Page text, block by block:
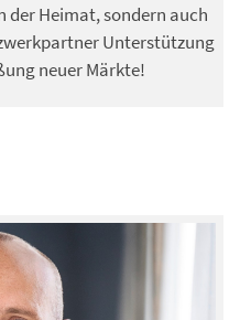
der Heimat, sondern auch
Unterstützung
neuer Märkte!